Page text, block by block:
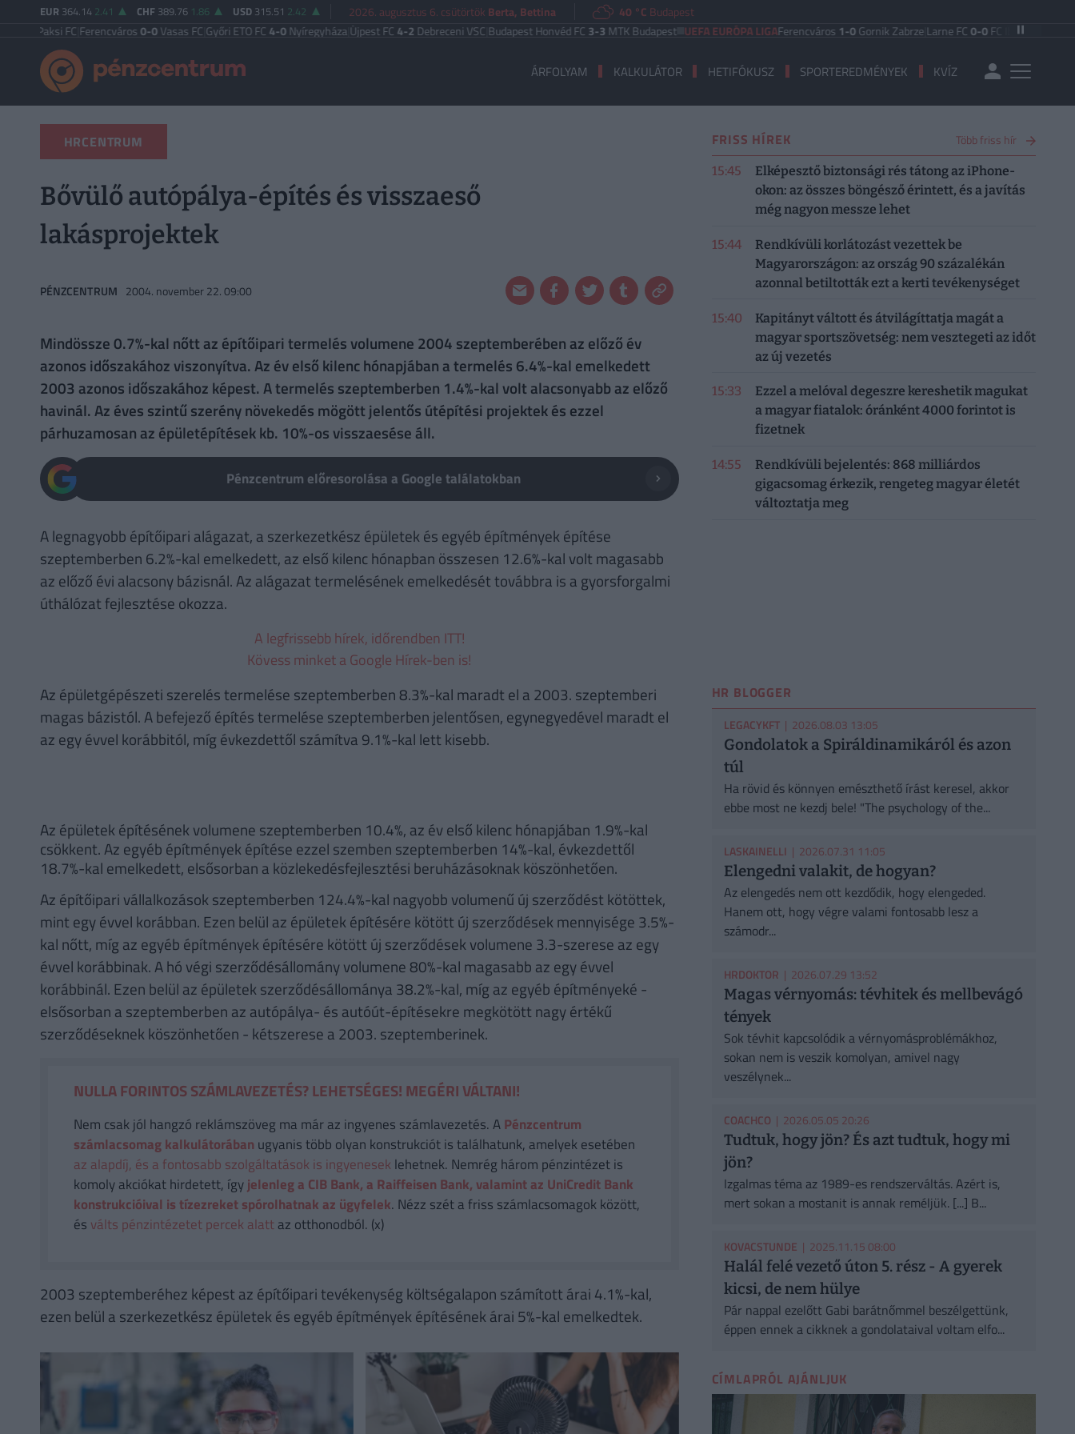
EUR 364.14 2.41 CHF 389.76 1.86 USD 315.51 2.42 2026. augusztus 6. csütörtök Berta, Bettina 40 °C Budapest
|Ferencváros0-0Vasas FC|Győri ETO FC 4-0Nyíregyháza|Újpest FC4-2Debreceni VSC|Budapest Honvéd FC3-3MTK Budapest UEFA EURÓPA LIGAFerencváros1-0Gornik Zabrze|Larne FC0-0FC Iberia 1999|
ÁRFOLYAM KALKULÁTOR HETIFÓKUSZ SPORTEREDMÉNYEK KVÍZ
HRCENTRUM
Bővülő autópálya-építés és visszaeső
lakásprojektek
PÉNZCENTRUM 2004. november 22. 09:00
Mindössze 0.7%-kal nőtt az építőipari termelés volumene 2004 szeptemberében az előző év
azonos időszakához viszonyítva. Az év első kilenc hónapjában a termelés 6.4%-kal emelkedett
2003 azonos időszakához képest. A termelés szeptemberben 1.4%-kal volt alacsonyabb az előző
havinál. Az éves szintű szerény növekedés mögött jelentős útépítési projektek és ezzel
párhuzamosan az épületépítések kb. 10%-os visszaesése áll.
Pénzcentrum előresorolása a Google találatokban
A legnagyobb építőipari alágazat, a szerkezetkész épületek és egyéb építmények építése
szeptemberben 6.2%-kal emelkedett, az első kilenc hónapban összesen 12.6%-kal volt magasabb
az előző évi alacsony bázisnál. Az alágazat termelésének emelkedését továbbra is a gyorsforgalmi
úthálózat fejlesztése okozza.
A legfrissebb hírek, időrendben ITT!
Kövess minket a Google Hírek-ben is!
Az épületgépészeti szerelés termelése szeptemberben 8.3%-kal maradt el a 2003. szeptemberi
magas bázistól. A befejező építés termelése szeptemberben jelentősen, egynegyedével maradt el
az egy évvel korábbitól, míg évkezdettől számítva 9.1%-kal lett kisebb.
Az épületek építésének volumene szeptemberben 10.4%, az év első kilenc hónapjában 1.9%-kal
csökkent. Az egyéb építmények építése ezzel szemben szeptemberben 14%-kal, évkezdettől
18.7%-kal emelkedett, elsősorban a közlekedésfejlesztési beruházásoknak köszönhetően.
Az építőipari vállalkozások szeptemberben 124.4%-kal nagyobb volumenű új szerződést kötöttek,
mint egy évvel korábban. Ezen belül az épületek építésére kötött új szerződések mennyisége 3.5%-
kal nőtt, míg az egyéb építmények építésére kötött új szerződések volumene 3.3-szerese az egy
évvel korábbinak. A hó végi szerződésállomány volumene 80%-kal magasabb az egy évvel
korábbinál. Ezen belül az épületek szerződésállománya 38.2%-kal, míg az egyéb építményeké -
elsősorban a szeptemberben az autópálya- és autóút-építésekre megkötött nagy értékű
szerződéseknek köszönhetően - kétszerese a 2003. szeptemberinek.
NULLA FORINTOS SZÁMLAVEZETÉS? LEHETSÉGES! MEGÉRI VÁLTANI!
Nem csak jól hangzó reklámszöveg ma már az ingyenes számlavezetés. APénzcentrum
számlacsomag kalkulátorában ugyanis több olyan konstrukciót is találhatunk, amelyek esetében
az alapdíj, és a fontosabb szolgáltatások is ingyenesek lehetnek. Nemrég három pénzintézet is
komoly akciókat hirdetett, ígyjelenleg a CIB Bank, a Raiffeisen Bank, valamint az UniCredit Bank
konstrukcióival is tízezreket spórolhatnak az ügyfelek. Nézz szét a friss számlacsomagok között,
és válts pénzintézetet percek alattaz otthonodból. (x)
2003 szeptemberéhez képest az építőipari tevékenység költségalapon számított árai 4.1%-kal,
ezen belül a szerkezetkész épületek és egyéb építmények építésének árai 5%-kal emelkedtek.
FRISS HÍREK Több friss hír
15:45
Elképesztő biztonsági rés tátong az iPhone-
okon: az összes böngésző érintett, és a javítás
még nagyon messze lehet
15:44
Rendkívüli korlátozást vezettek be
Magyarországon: az ország 90 százalékán
azonnal betiltották ezt a kerti tevékenységet
15:40
Kapitányt váltott és átvilágíttatja magát a
magyar sportszövetség: nem vesztegeti az időt
az új vezetés
15:33
Ezzel a melóval degeszre kereshetik magukat
a magyar fiatalok: óránként 4000 forintot is
fizetnek
14:55
Rendkívüli bejelentés: 868 milliárdos
gigacsomag érkezik, rengeteg magyar életét
változtatja meg
HR BLOGGER
LEGACYKFT| 2026.08.03 13:05
Gondolatok a Spiráldinamikáról és azon
túl
Ha rövid és könnyen emészthető írást keresel, akkor
ebbe most ne kezdj bele! "The psychology of the...
LASKAINELLI | 2026.07.31 11:05
Elengedni valakit, de hogyan?
Az elengedés nem ott kezdődik, hogy elengeded.
Hanem ott, hogy végre valami fontosabb lesz a
számodr...
HRDOKTOR | 2026.07.29 13:52
Magas vérnyomás: tévhitek és mellbevágó
tények
Sok tévhit kapcsolódik a vérnyomásproblémákhoz,
sokan nem is veszik komolyan, amivel nagy
veszélynek...
COACHCO | 2026.05.05 20:26
Tudtuk, hogy jön? És azt tudtuk, hogy mi
jön?
Izgalmas téma az 1989-es rendszerváltás. Azért is,
mert sokan a mostanit is annak reméljük. [...] B...
KOVACSTUNDE | 2025.11.15 08:00
Halál felé vezető úton 5. rész - A gyerek
kicsi, de nem hülye
Pár nappal ezelőtt Gabi barátnőmmel beszélgettünk,
éppen ennek a cikknek a gondolataival voltam elfo...
CÍMLAPRÓL AJÁNLJUK